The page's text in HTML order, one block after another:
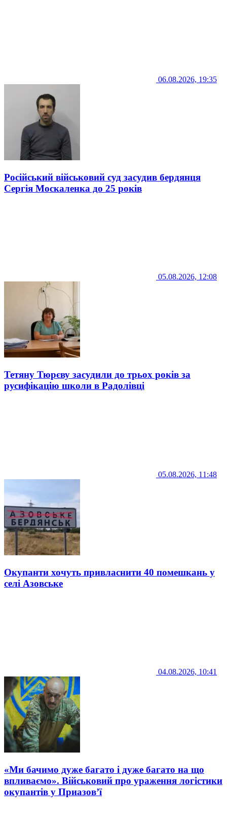
06.08.2026, 19:35
Російський військовий суд засудив бердянця
Сергія Москаленка до 25 років
05.08.2026, 12:08
Тетяну Тюрєву засудили до трьох років за
русифікацію школи в Радолівці
05.08.2026, 11:48
Окупанти хочуть привласнити 40 помешкань у
селі Азовське
04.08.2026, 10:41
«Ми бачимо дуже багато і дуже багато на що
впливаємо». Військовий про ураження логістики
окупантів у Приазов’ї